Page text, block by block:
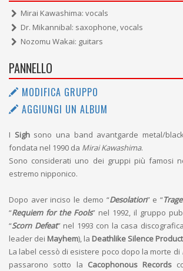
Mirai Kawashima: vocals
Dr. Mikannibal: saxophone, vocals
Nozomu Wakai: guitars
PANNELLO
MODIFICA GRUPPO
AGGIUNGI UN ALBUM
I Sighsono una band avantgarde metal/
fondata nel 1990 da Mirai Kawashima.
Sono considerati uno dei gruppi più famosi
estremo nipponico.
Dopo aver inciso le demo “Desolation” e “
“Requiem for the Fools” nel 1992, il gruppo
“Scorn Defeat” nel 1993 con la casa
leader dei Mayhem), la Deathlike Silence
La label cessò di esistere poco dopo la morte di
passarono sotto la Cacophonous Records